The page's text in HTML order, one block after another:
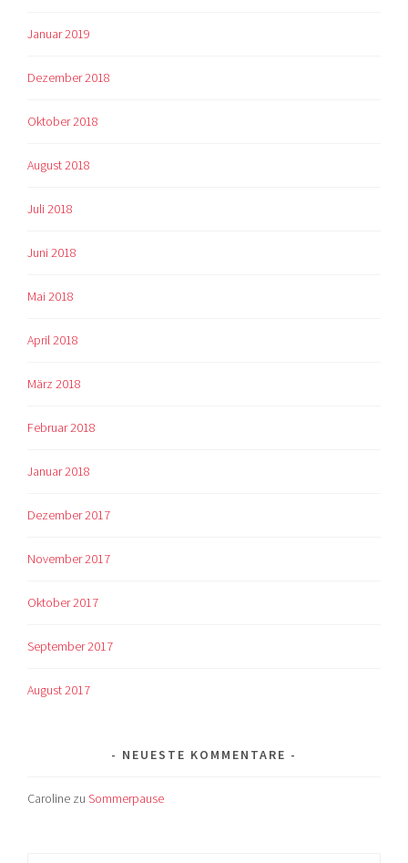
Januar 2019
Dezember 2018
Oktober 2018
August 2018
Juli 2018
Juni 2018
Mai 2018
April 2018
März 2018
Februar 2018
Januar 2018
Dezember 2017
November 2017
Oktober 2017
September 2017
August 2017
NEUESTE KOMMENTARE
Caroline zuSommerpause